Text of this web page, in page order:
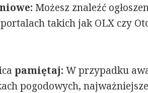
Możesz znaleźć
takich jak OLX czy
pamiętaj: W przypadku
pogodowych,